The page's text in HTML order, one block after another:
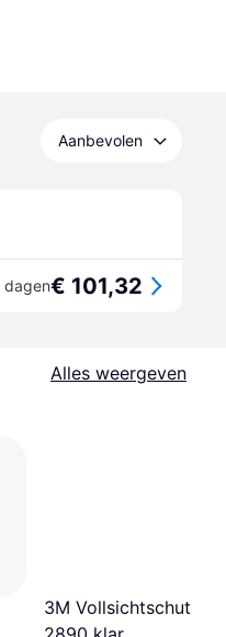
Aanbevolen
€ 101,32
Alles weergeven
3M